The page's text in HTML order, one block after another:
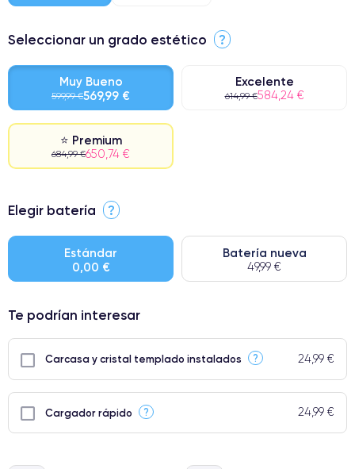
Seleccionar un grado estético ?
Muy Bueno
599,99 €569,99 €
Excelente
614,99 €584,24 €
⭐ Premium
684,99 €650,74 €
⭐ Premium
● Batería: uso intensivo.
● Solo el 5% de nuestros teléfonos tienen una categoría Premium.
Elegir batería ?
Estándar
0,00 €
Batería nueva
49,99 €
Te podrían interesar
Carcasa y cristal templado instalados ? 24,99 €
Cargador rápido ? 24,99 €